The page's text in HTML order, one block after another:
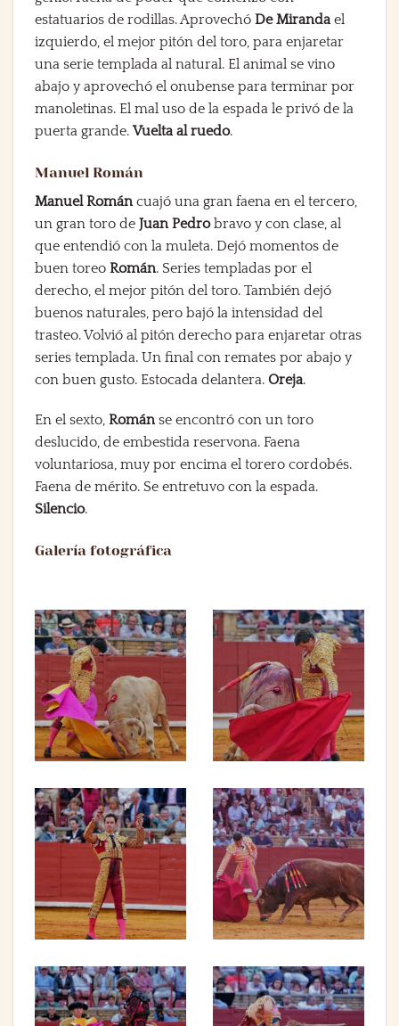
estatuarios de rodillas. Aprovechó De Mirandael
izquierdo, el mejor pitón del toro, para enjaretar
una serie templada al natural. El animal se vino
abajo y aprovechó el onubense para terminar por
manoletinas. El mal uso de la espada le privó de la
puerta grande.Vuelta al ruedo.
Manuel Román
Manuel Románcuajó una gran faena en el tercero,
un gran toro de Juan Pedrobravo y con clase, al
que entendió con la muleta. Dejó momentos de
buen toreo Román. Series templadas por el
derecho, el mejor pitón del toro. También dejó
buenos naturales, pero bajó la intensidad del
trasteo. Volvió al pitón derecho para enjaretar otras
series templada. Un final con remates por abajo y
con buen gusto. Estocada delantera. Oreja.
En el sexto, Románse encontró con un toro
deslucido, de embestida reservona. Faena
voluntariosa, muy por encima el torero cordobés.
Faena de mérito. Se entretuvo con la espada.
Silencio.
Galería fotográfica